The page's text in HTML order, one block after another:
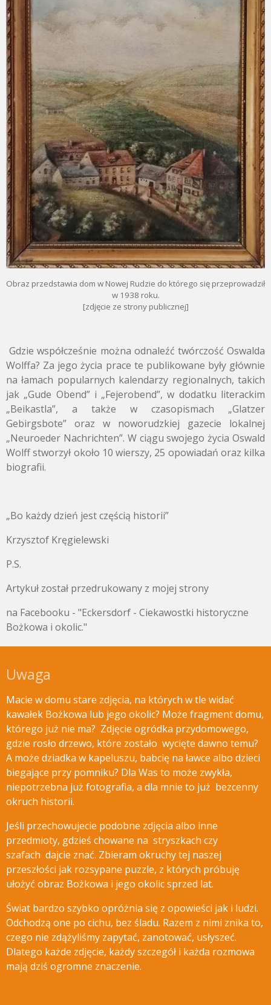
Obraz przedstawia dom w Nowej Rudzie do którego się przeprowadził
w 1938 roku.
[zdjęcie ze strony publicznej]
Gdzie współcześnie można odnaleźć twórczość Oswalda
Wolffa? Za jego życia prace te publikowane były głównie
na łamach popularnych kalendarzy regionalnych, takich
jak „Gude Obend” i „Fejerobend”, w dodatku literackim
„Beikastla”, a także w czasopismach „Glatzer
Gebirgsbote” oraz w noworudzkiej gazecie lokalnej
„Neuroeder Nachrichten”. W ciągu swojego życia Oswald
Wolff stworzył około 10 wierszy, 25 opowiadań oraz kilka
biografii.
„Bo każdy dzień jest częścią historii”
Krzysztof Kręgielewski
P.S.
Artykuł został przedrukowany z mojej strony
na Facebooku - "Eckersdorf - Ciekawostki historyczne
Bożkowa i okolic."
Uwaga
Macie w domu stare zdjęcia, na których w tle widać
kawałek Bożkowa lub jego okolic? Może fragment domu,
którego już nie ma? Zdjęcie ogródka przydomowego,
gdzie rosło drzewo, które zostało wycięte dawno temu?
A może dziadka w kapeluszu, babcię na ławce albo dzieci
biegające przy pomniku? Dla Was to może zwykła,
niepotrzebna już fotografia, a dla mnie to już bezcenny
okruch historii.
Jeśli przechowujecie podobne zdjęcia albo inne
przedmioty, gdzieś chowane na stryszkach czy
szafach dajcie znać. Zbieram okruchy tej naszej
przeszłości jak rozsypane puzzle, z których próbuję
ułożyć obraz Bożkowa i jego okolic sprzed lat.
Świat bardzo szybko opróżnia się z opowieści jak i ludzi.
Odchodzą one po cichu, bez śladu. Razem z nimi znika to,
czego nie zdążyliśmy zapytać, zanotować, usłyszeć.
Dlatego każde zdjęcie, każdy szczegół i każda rozmowa
mają dziś ogromne znaczenie.